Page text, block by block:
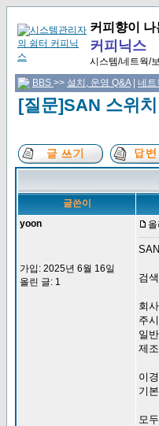
커피향이 나
커피닉스
시스템/네트웍/
BBS >> 설치, 운영 Q&A| 네트
[질문]SAN 스위
글쓴이
yoon
가입: 2025년 6월 16일
올린 글: 1
검
회
주
일
제
이
기
모